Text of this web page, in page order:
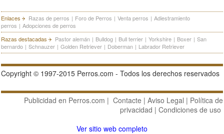
Enlaces Razas de perros | Foro de Perros | Venta perros | Adiestramiento
perros | Adopciones de perros
Razas destacadas
Pastor alemán | Bulldog | Bull terrier | Yorkshire | Boxer | San
bernardo | Schnauzer | Golden Retriever | Doberman | Labrador Retriever
Copyright © 1997-2015 Perros.com - Todos los derechos reservados
Publicidad en Perros.com | Contacte | Aviso Legal | Política de
privacidad | Condiciones de uso
Ver sitio web completo